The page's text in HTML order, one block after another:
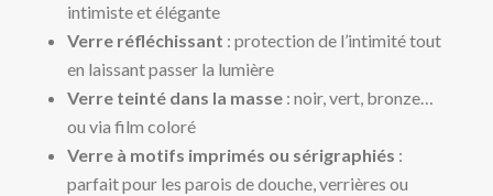
intimiste et élégante
Verre réfléchissant : protection de l’intimité tout
en laissant passer la lumière
Verre teinté dans la masse: noir, vert, bronze…
ou via film coloré
Verre à motifs imprimés ou sérigraphiés :
parfait pour les parois de douche, verrières ou